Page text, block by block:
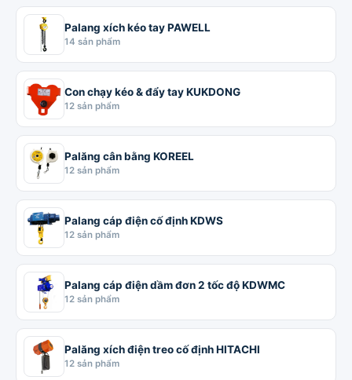
Palang xích kéo tay PAWELL
14 sản phẩm
Con chạy kéo & đẩy tay KUKDONG
12 sản phẩm
Palăng cân bằng KOREEL
12 sản phẩm
Palang cáp điện cố định KDWS
12 sản phẩm
Palang cáp điện dầm đơn 2 tốc độ KDWMC
12 sản phẩm
Palăng xích điện treo cố định HITACHI
12 sản phẩm